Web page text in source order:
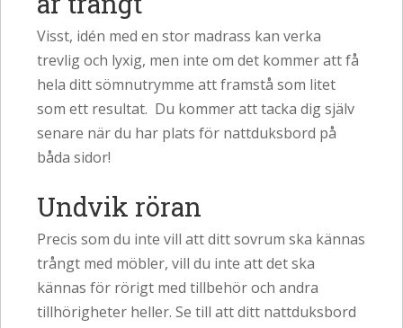
Visst, idén med en stor madrass kan verka
trevlig och lyxig, men inte om det kommer att få
hela ditt sömnutrymme att framstå som litet
som ett resultat. Du kommer att tacka dig själv
senare när du har plats för nattduksbord på
båda sidor!
Undvik röran
Precis som du inte vill att ditt sovrum ska kännas
trångt med möbler, vill du inte att det ska
kännas för rörigt med tillbehör och andra
tillhörigheter heller. Se till att ditt nattduksbord